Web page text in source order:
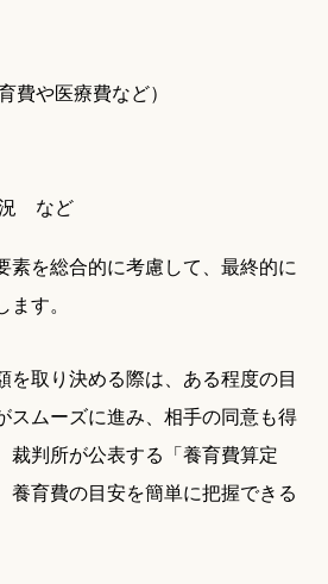
費や医療費など）
況 など
素を総合的に考慮して、最終的に
す。
を取り決める際は、ある程度の目
スムーズに進み、相手の同意も得
裁判所が公表する「養育費算定
養育費の目安を簡単に把握できる